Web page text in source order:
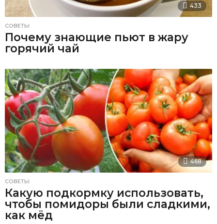
433
СОВЕТЫ
Почему знающие пьют в жару
горячий чай
468
СОВЕТЫ
Какую подкормку использовать,
чтобы помидоры были сладкими,
как мёд